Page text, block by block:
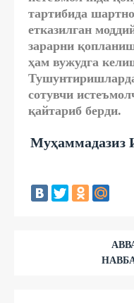
тартибида
етказилган
зарарни
ҳам вужудга
сотувчи
қайтариб берди.
Муҳаммадазиз